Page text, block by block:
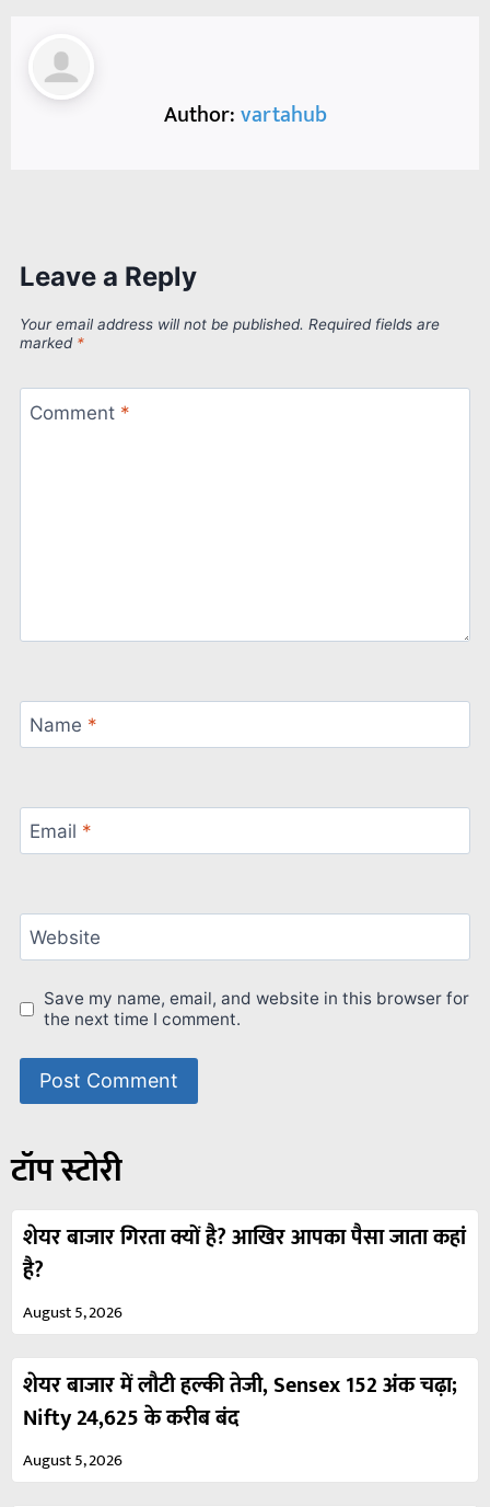
Author:vartahub
Leave a Reply
Your email address will not be published. Required fields are
marked *
Comment *
Name *
Email *
Website
Save my name, email, and website in this browser for
the next time I comment.
टॉप स्टोरी
शेयर बाजार गिरता क्यों है? आखिर आपका पैसा जाता कहां
है?
August 5, 2026
शेयर बाजार में लौटी हल्की तेजी, Sensex 152 अंक चढ़ा;
Nifty 24,625 के करीब बंद
August 5, 2026